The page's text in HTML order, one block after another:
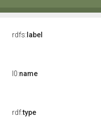
rdfs: label
l0:name
rdf:type